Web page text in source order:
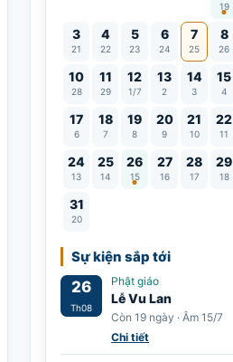
19
3
21
4
22
5
23
6
24
7
25
8
26
10
28
11
29
12
1/7
13
2
14
3
15
4
17
6
18
7
19
8
20
9
21
10
22
11
24
13
25
14
26
15
Lễ Vu Lan
27
16
28
17
29
18
31
20
Sự kiện sắp tới
26
Th08
Phật giáo
Lễ Vu Lan
Còn 19 ngày · Âm 15/7
Chi tiết